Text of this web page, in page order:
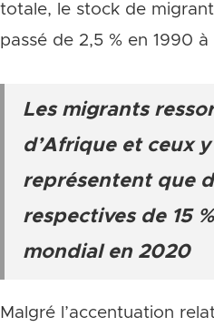
totale, le stock de
passé de 2,5 % en 1990
Les migrants
d’Afrique et ceux
représentent que
respectives de 15
mondial en 2020
Malgré l’accentuation